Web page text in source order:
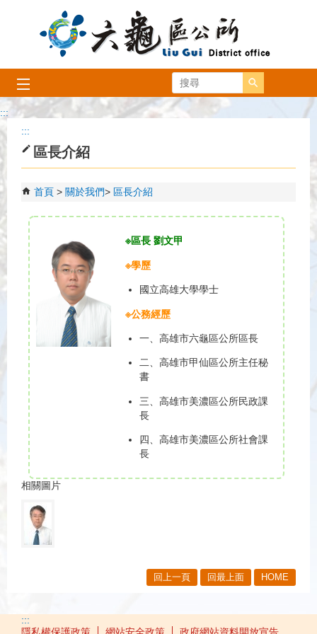
跳到主要內容區塊
搜尋
:::
:::
區長介紹
首頁 關於我們 區長介紹
※區長 劉文甲
※學歷
國立高雄大學學士
※公務經歷
一、高雄市六龜區公所區長
二、高雄市甲仙區公所主任秘
書
三、高雄市美濃區公所民政課
長
四、高雄市美濃區公所社會課
長
相關圖片
回上一頁 回最上面 HOME
:::